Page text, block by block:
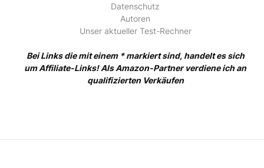
Datenschutz
Autoren
Unser aktueller Test-Rechner
Bei Links die mit einem * markiert sind, handelt es sich
um Affiliate-Links! Als Amazon-Partner verdiene ich an
qualifizierten Verkäufen